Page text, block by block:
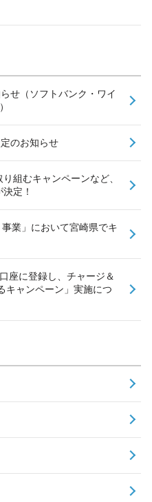
せ（ソフトバンク・ワイ
のお知らせ
組むキャンペーンなど、
定！
業」において宮崎県でキ
座に登録し、チャージ＆
キャンペーン」実施につ